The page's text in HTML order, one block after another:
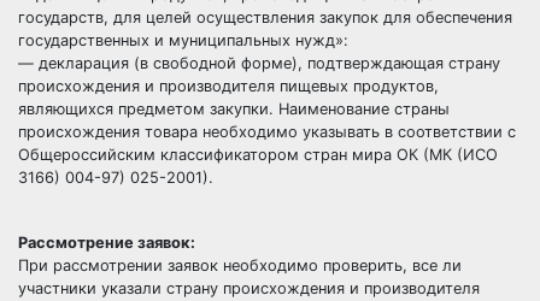
государств, для целей осуществления закупок для обеспечения
государственных и муниципальных нужд»:
— декларация (в свободной форме), подтверждающая страну
происхождения и производителя пищевых продуктов,
являющихся предметом закупки. Наименование страны
происхождения товара необходимо указывать в соответствии с
Общероссийским классификатором стран мира ОК (МК (ИСО
3166) 004-97) 025-2001).
Рассмотрение заявок:
При рассмотрении заявок необходимо проверить, все ли
участники указали страну происхождения и производителя